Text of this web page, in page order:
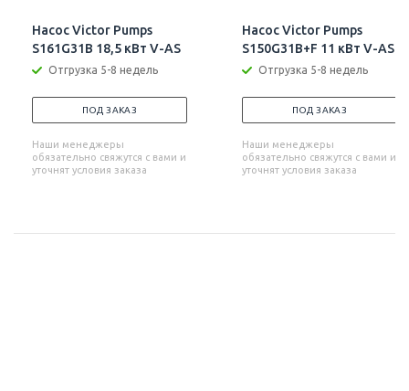
Насос Victor Pumps
S161G31B 18,5 кВт V-AS
Отгрузка 5-8 недель
ПОД ЗАКАЗ
Наши менеджеры
обязательно свяжутся с вами и
уточнят условия заказа
Насос Victor Pumps
S150G31B+F 11 кВт V-AS
Отгрузка 5-8 недель
ПОД ЗАКАЗ
Наши менеджеры
обязательно свяжутся с вами и
уточнят условия заказа